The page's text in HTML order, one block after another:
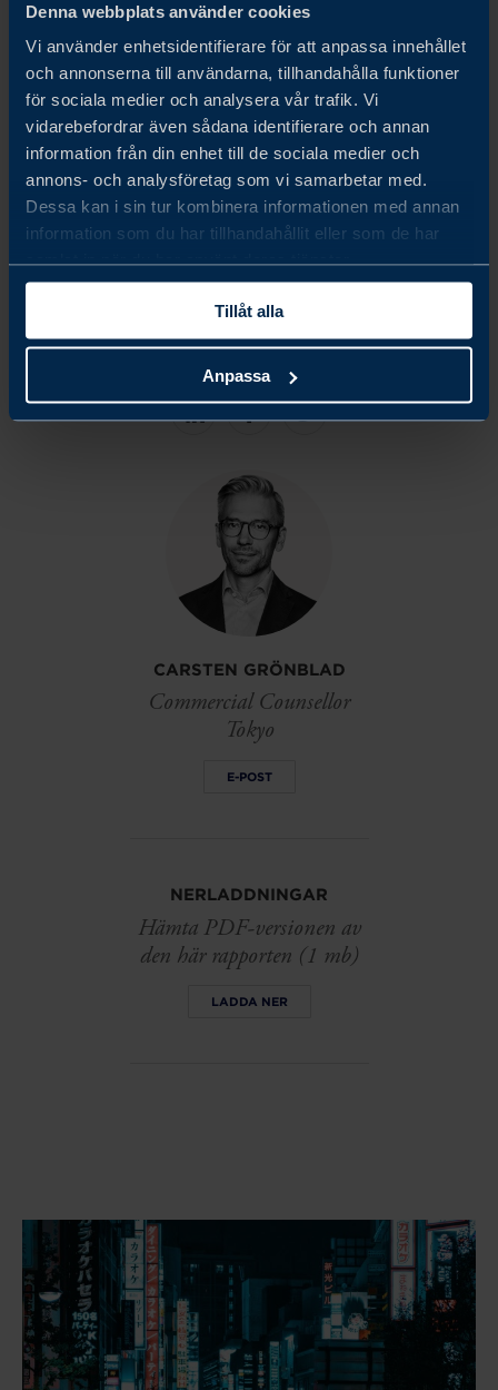
Denna webbplats använder cookies
Vi använder enhetsidentifierare för att anpassa innehållet
och annonserna till användarna, tillhandahålla funktioner
för sociala medier och analysera vår trafik. Vi
vidarebefordrar även sådana identifierare och annan
information från din enhet till de sociala medier och
annons- och analysföretag som vi samarbetar med.
Dessa kan i sin tur kombinera informationen med annan
information som du har tillhandahållit eller som de har
samlat in när du har använt deras tjänster.
Tillåt alla
Anpassa
CARSTEN GRÖNBLAD
Commercial Counsellor
Tokyo
E-POST
NERLADDNINGAR
Hämta PDF-versionen av
den här rapporten (1 mb)
LADDA NER
potentiell närvaro i Japan, varav kontaktinformation
kunde fås för 109. Av de 109 kontaktade bolagen inkom
svar från 77, vilket innebär en svarsfrekvens på 71
procent.
Slutligen vill vi rikta ett stort tack till alla deltagande
ovärderlig.
Share Share Share